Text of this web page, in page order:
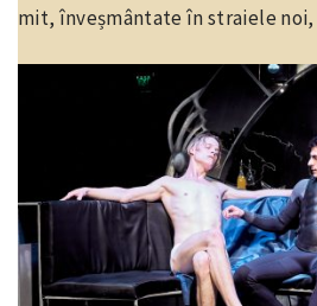
mit, înveșmântate în straiele noi,